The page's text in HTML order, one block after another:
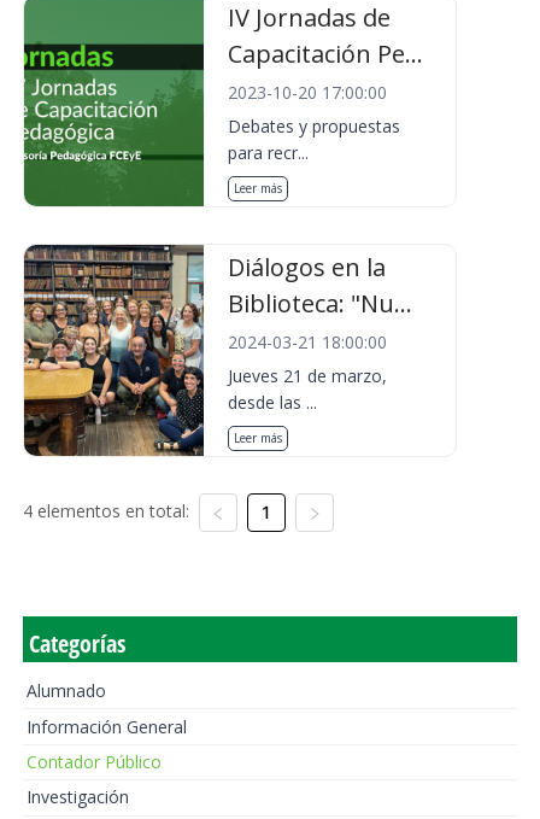
IV Jornadas de
Capacitación Pe...
2023-10-20 17:00:00
Debates y propuestas
para recr...
Leer más
Diálogos en la
Biblioteca: "Nu...
2024-03-21 18:00:00
Jueves 21 de marzo,
desde las ...
Leer más
4 elementos en total: 1
Categorías
Alumnado
Información General
Contador Público
Investigación